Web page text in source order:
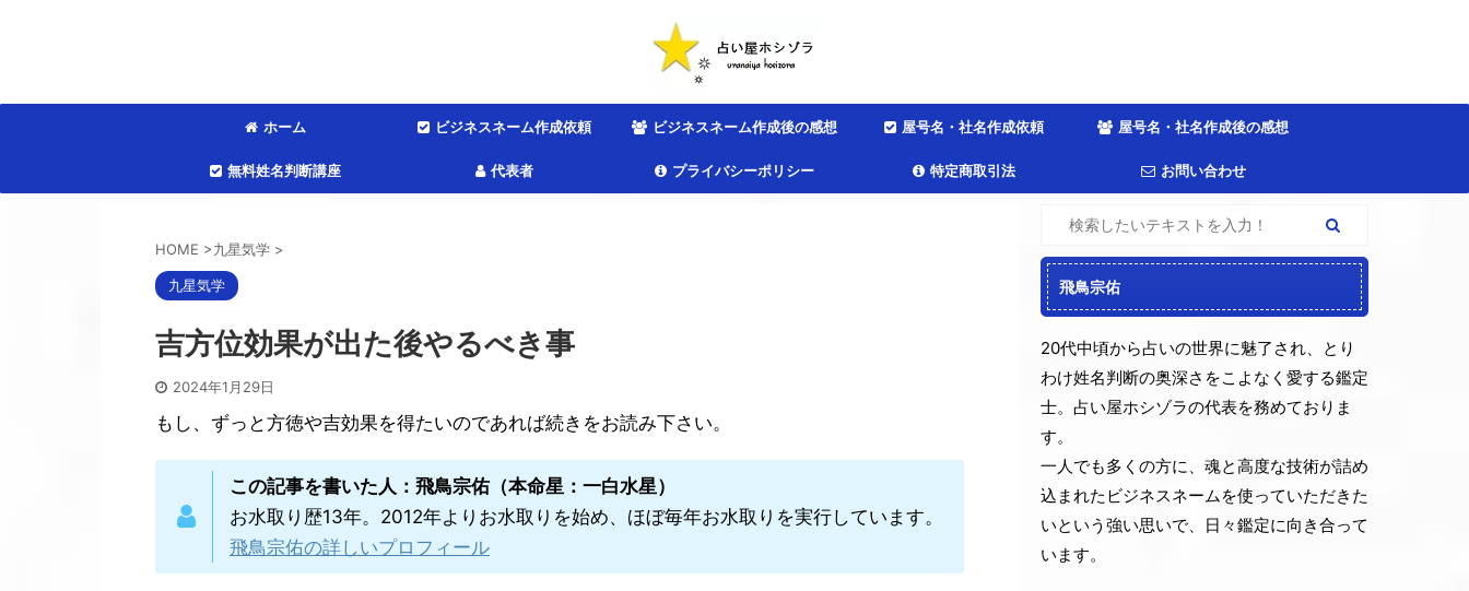
ホーム ビジネスネーム作成依頼 ビジネスネーム作成後の感想 屋号名・社名作成依頼 屋号名・社名作成後の感想
無料姓名判断講座 代表者 プライバシーポリシー 特定商取引法 お問い合わせ
HOME >九星気学 >
九星気学
吉方位効果が出た後やるべき事
2024年1月29日
もし、ずっと方徳や吉効果を得たいのであれば続きをお読み下さい。
この記事を書いた人：飛鳥宗佑（本命星：一白水星）
お水取り歴13年。2012年よりお水取りを始め、ほぼ毎年お水取りを実行しています。
飛鳥宗佑の詳しいプロフィール
飛鳥宗佑
20代中頃から占いの世界に魅了され、とり
わけ姓名判断の奥深さをこよなく愛する鑑定
士。占い屋ホシゾラの代表を務めておりま
す。
一人でも多くの方に、魂と高度な技術が詰め
込まれたビジネスネームを使っていただきた
いという強い思いで、日々鑑定に向き合って
います。